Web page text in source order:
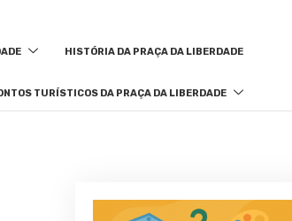
HISTÓRIA DA PRAÇA DA LIBERDADE
TURÍSTICOS DA PRAÇA DA LIBERDADE